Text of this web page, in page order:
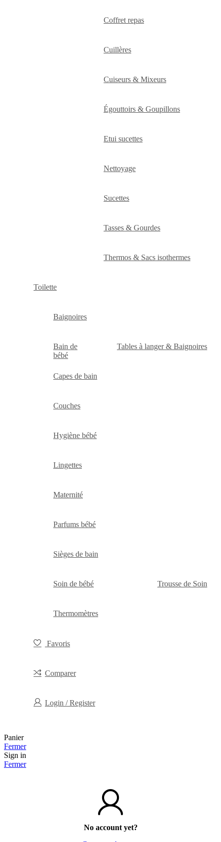
Coffret repas
Cuillères
Cuiseurs & Mixeurs
Égouttoirs & Goupillons
Etui sucettes
Nettoyage
Sucettes
Tasses & Gourdes
Thermos & Sacs isothermes
Toilette
Baignoires
Bain de
bébé
Tables à langer & Baignoires
Capes de bain
Couches
Hygiène bébé
Lingettes
Maternité
Parfums bébé
Sièges de bain
Soin de bébé Trousse de Soin
Thermomètres
Favoris
Comparer
Login / Register
Panier
Fermer
Sign in
Fermer
No account yet?